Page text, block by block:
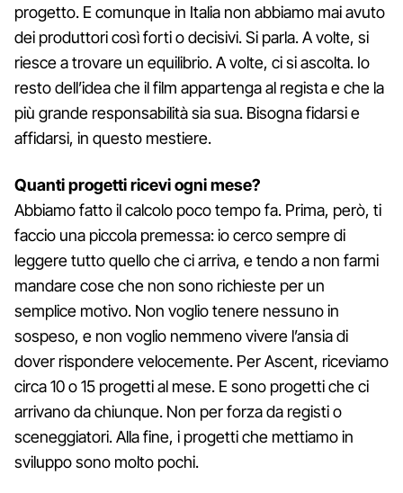
progetto. E comunque in Italia non abbiamo mai avuto
dei produttori così forti o decisivi. Si parla. A volte, si
riesce a trovare un equilibrio. A volte, ci si ascolta. Io
resto dell’idea che il film appartenga al regista e che la
più grande responsabilità sia sua. Bisogna fidarsi e
affidarsi, in questo mestiere.
Quanti progetti ricevi ogni mese?
Abbiamo fatto il calcolo poco tempo fa. Prima, però, ti
faccio una piccola premessa: io cerco sempre di
leggere tutto quello che ci arriva, e tendo a non farmi
mandare cose che non sono richieste per un
semplice motivo. Non voglio tenere nessuno in
sospeso, e non voglio nemmeno vivere l’ansia di
dover rispondere velocemente. Per Ascent, riceviamo
circa 10 o 15 progetti al mese. E sono progetti che ci
arrivano da chiunque. Non per forza da registi o
sceneggiatori. Alla fine, i progetti che mettiamo in
sviluppo sono molto pochi.